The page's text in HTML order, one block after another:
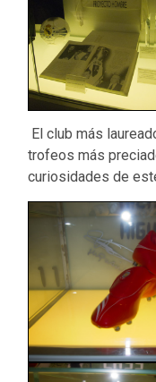
El club más
trofeos más
curiosidades de